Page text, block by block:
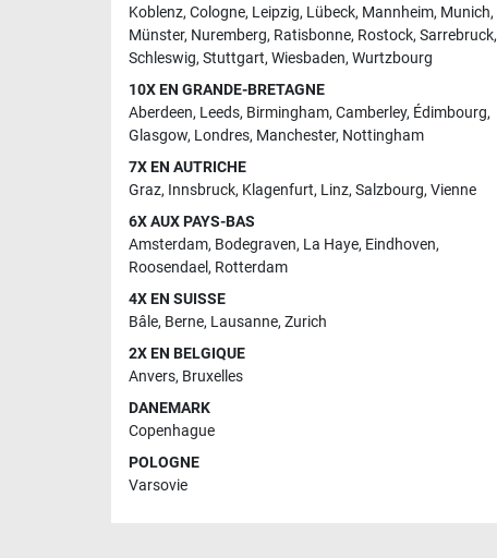
Koblenz, Cologne, Leipzig, Lübeck, Mannheim, Munich,
Münster, Nuremberg, Ratisbonne, Rostock, Sarrebruck,
Schleswig, Stuttgart, Wiesbaden, Wurtzbourg
10X EN GRANDE-BRETAGNE
Aberdeen, Leeds, Birmingham, Camberley, Édimbourg,
Glasgow, Londres, Manchester, Nottingham
7X EN AUTRICHE
Graz, Innsbruck, Klagenfurt, Linz, Salzbourg, Vienne
6X AUX PAYS-BAS
Amsterdam, Bodegraven, La Haye, Eindhoven,
Roosendael, Rotterdam
4X EN SUISSE
Bâle, Berne, Lausanne, Zurich
2X EN BELGIQUE
Anvers, Bruxelles
DANEMARK
Copenhague
POLOGNE
Varsovie